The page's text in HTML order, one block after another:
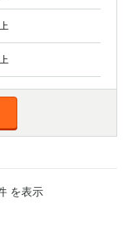
を表示